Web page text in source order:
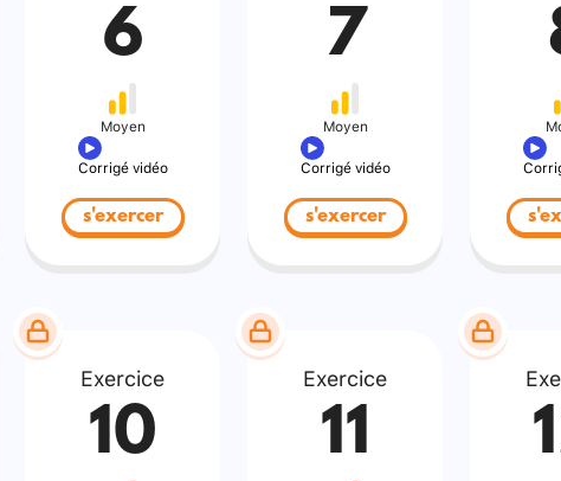
6
Moyen
Corrigé vidéo
s'exercer
7
Moyen
Corrigé vidéo
s'exercer
Exercice
10
Exercice
11